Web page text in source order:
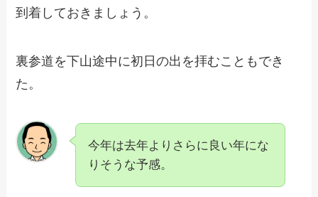
到着しておきましょう。
裏参道を下山途中に初日の出を拝むこともでき
た。
今年は去年よりさらに良い年にな
りそうな予感。